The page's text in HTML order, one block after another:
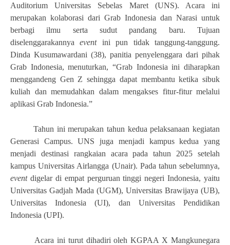
Auditorium Universitas Sebelas Maret (UNS). Acara ini
merupakan kolaborasi dari Grab Indonesia dan Narasi untuk
berbagi ilmu serta sudut pandang baru. Tujuan
diselenggarakannyaeventini pun tidak tanggung-tanggung.
Dinda Kusumawardani (38), panitia penyelenggara dari pihak
Grab Indonesia, menuturkan, “Grab Indonesia ini diharapkan
menggandeng Gen Z sehingga dapat membantu ketika sibuk
kuliah dan memudahkan dalam mengakses fitur-fitur melalui
aplikasi Grab Indonesia.”
Tahun ini merupakan tahun kedua pelaksanaan kegiatan
Generasi Campus. UNS juga menjadi kampus kedua yang
menjadi destinasi rangkaian acara pada tahun 2025 setelah
kampus Universitas Airlangga (Unair). Pada tahun sebelumnya,
eventdigelar di empat perguruan tinggi negeri Indonesia, yaitu
Universitas Gadjah Mada (UGM), Universitas Brawijaya (UB),
Universitas Indonesia (UI), dan Universitas Pendidikan
Indonesia (UPI).
Acara ini turut dihadiri oleh KGPAA X Mangkunegara